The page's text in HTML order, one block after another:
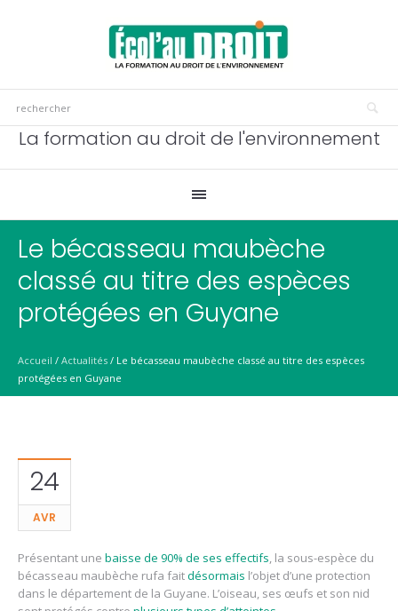
La formation au droit de l'environnement
Le bécasseau maubèche
classé au titre des espèces
protégées en Guyane
Accueil / Actualités / Le bécasseau maubèche classé au titre des espèces
protégées en Guyane
24
AVR
Présentant une baisse de 90% de ses effectifs, la sous-espèce du
bécasseau maubèche rufa faitdésormais l’objet d’une protection
dans le département de la Guyane. L’oiseau, ses œufs et son nid